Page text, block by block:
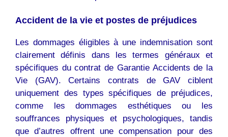
Accident de la vie et postes de préjudices
Les dommages éligibles à une indemnisation sont
clairement définis dans les termes généraux et
spécifiques du contrat de Garantie Accidents de la
Vie (GAV). Certains contrats de GAV ciblent
uniquement des types spécifiques de préjudices,
comme les dommages esthétiques ou les
souffrances physiques et psychologiques, tandis
que d’autres offrent une compensation pour des